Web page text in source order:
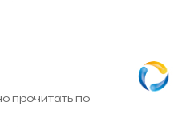
прочитать по